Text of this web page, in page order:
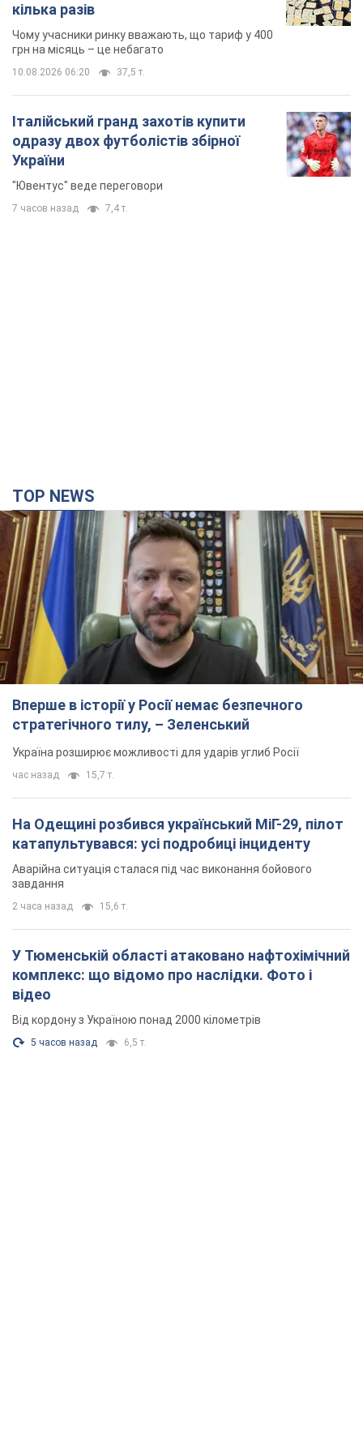
кілька разів
Чому учасники ринку вважають, що тариф у 400
грн на місяць – це небагато
10.08.2026 06:20 37,5 т.
Італійський гранд захотів купити
одразу двох футболістів збірної
України
"Ювентус" веде переговори
7 часов назад 7,4 т.
TOP NEWS
Вперше в історії у Росії немає безпечного
стратегічного тилу, – Зеленський
Україна розширює можливості для ударів углиб Росії
час назад 15,7 т.
На Одещині розбився український МіГ-29, пілот
катапультувався: усі подробиці інциденту
Аварійна ситуація сталася під час виконання бойового
завдання
2 часа назад 15,6 т.
У Тюменській області атаковано нафтохімічний
комплекс: що відомо про наслідки. Фото і
відео
Від кордону з Україною понад 2000 кілометрів
5 часов назад 6,5 т.